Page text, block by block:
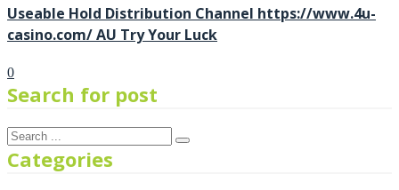
Useable Hold Distribution Channel https://www.4u-
casino.com/ AU Try Your Luck
0
Search for post
Categories